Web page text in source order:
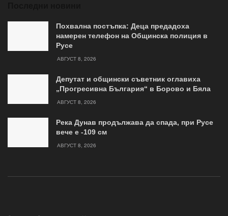
Похвална постъпка: Деца предадоха
намерен телефон на Общинска полиция в
Русе
АВГУСТ 8, 2026
Депутат и общински съветник оглавиха
„Прогресивна България“ в Борово и Бяла
АВГУСТ 8, 2026
Река Дунав продължава да спада, при Русе
вече е -109 см
АВГУСТ 8, 2026